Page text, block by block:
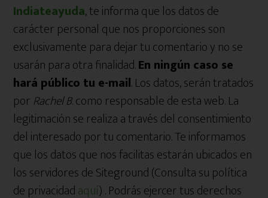
Indiateayuda, te informa que los datos de
carácter personal que nos proporciones son
exclusivamente para dejar tu comentario y no se
usarán para otra finalidad.En ningún caso se
hará público tu e-mail. Los datos, serán tratados
por Rachel B. como responsable de esta web. La
legitimación se realiza a través del consentimiento
del interesado por tu comentario. Te informamos
que los datos que nos facilitas estarán ubicados en
los servidores de Siteground (Consulta su política
de privacidadaquí) . Podrás ejercer tus derechos